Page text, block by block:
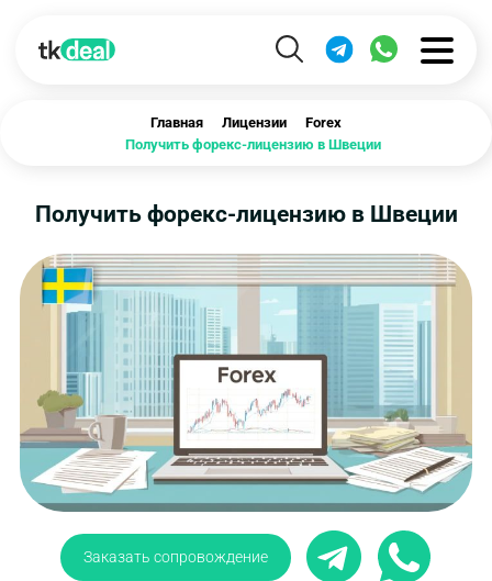
Главная Лицензии
Forex
Получить форекс-лицензию в Швеции
Получить форекс-лицензию в Швеции
Заказать сопровождение